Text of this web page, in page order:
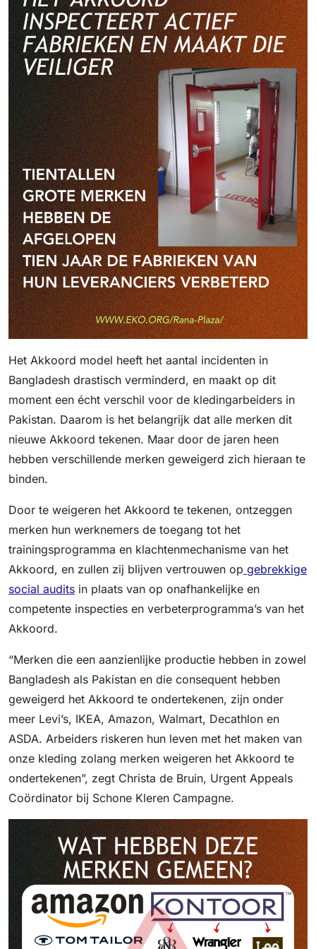
Het Akkoord model heeft het aantal incidenten in
Bangladesh drastisch verminderd, en maakt op dit
moment een écht verschil voor de kledingarbeiders in
Pakistan. Daarom is het belangrijk dat alle merken dit
nieuwe Akkoord tekenen. Maar door de jaren heen
hebben verschillende merken geweigerd zich hieraan te
binden.
Door te weigeren het Akkoord te tekenen, ontzeggen
merken hun werknemers de toegang tot het
trainingsprogramma en klachtenmechanisme van het
Akkoord, en zullen zij blijven vertrouwen op gebrekkige
social audits in plaats van op onafhankelijke en
competente inspecties en verbeterprogramma’s van het
Akkoord.
“Merken die een aanzienlijke productie hebben in zowel
Bangladesh als Pakistan en die consequent hebben
geweigerd het Akkoord te ondertekenen, zijn onder
meer Levi’s, IKEA, Amazon, Walmart, Decathlon en
ASDA. Arbeiders riskeren hun leven met het maken van
onze kleding zolang merken weigeren het Akkoord te
ondertekenen”, zegt Christa de Bruin, Urgent Appeals
Coördinator bij Schone Kleren Campagne.